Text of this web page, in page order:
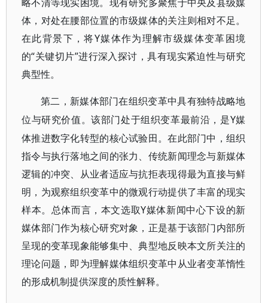
体，对处在腰部位置的市级媒体的关注则相对不足。
在此背景下，将Y媒体作为理解市级媒体变革困境
的“关键切片”进行深入探讨，具有现实紧迫性与研究
典型性。
第二，新媒体部门在组织变革中具有独特战略地
位与研究价值。该部门处于组织变革最前沿，是Y媒
体推进数字化转型的核心试验田。在此部门中，组织
指令与执行落地之间的张力、传统新闻理念与新媒体
逻辑的冲突、从业者适应与抗拒表现得最为直接与鲜
明，为观察组织变革中的微观行动提供了丰富的现实
样本。总体而言，本文选取Y媒体新闻中心下设的新
媒体部门作为核心研究对象，正是基于该部门内部所
呈现的变革现象能够集中、典型地反映本文所关注的
理论问题，即为理解媒体组织变革中从业者变革惰性
的形成机制提供深度的质性解释。